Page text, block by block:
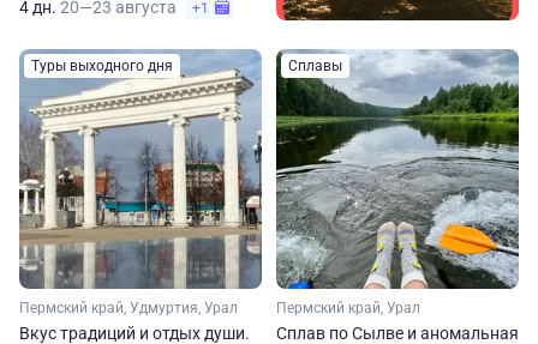
4 дн. 20—23 августа +1
Туры выходного дня
Пермский край, Удмуртия, Урал
Вкус традиций и отдых души.
Сплавы
Пермский край, Урал
Сплав по Сылве и аномальная